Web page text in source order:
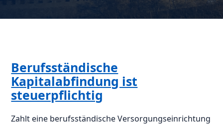
Berufsständische
Kapitalabfindung ist
steuerpflichtig
Zahlt eine berufsständische Versorgungseinrichtung